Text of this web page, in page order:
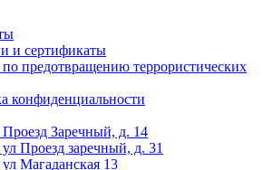
и сертификаты
предотвращению террористических
конфиденциальности
Заречный, д. 14
Проезд заречный, д. 31
Магаданская 13